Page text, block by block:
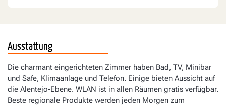
Ausstattung
Die charmant eingerichteten Zimmer haben Bad, TV, Minibar
und Safe, Klimaanlage und Telefon. Einige bieten Aussicht auf
die Alentejo-Ebene. WLAN ist in allen Räumen gratis verfügbar.
Beste regionale Produkte werden jeden Morgen zum